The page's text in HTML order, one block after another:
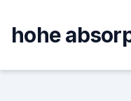
content
hohe